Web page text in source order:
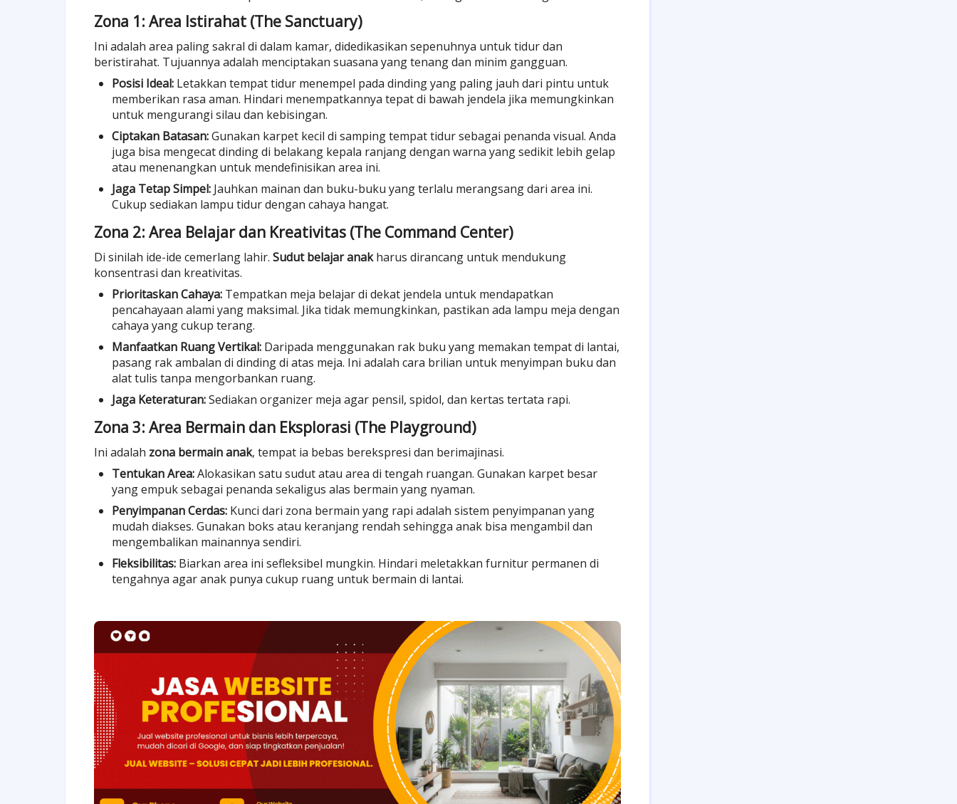
Zona 1: Area Istirahat (The Sanctuary)
Ini adalah area paling sakral di dalam kamar, didedikasikan sepenuhnya untuk tidur dan
beristirahat. Tujuannya adalah menciptakan suasana yang tenang dan minim gangguan.
Posisi Ideal: Letakkan tempat tidur menempel pada dinding yang paling jauh dari pintu untuk
memberikan rasa aman. Hindari menempatkannya tepat di bawah jendela jika memungkinkan
untuk mengurangi silau dan kebisingan.
Ciptakan Batasan:Gunakan karpet kecil di samping tempat tidur sebagai penanda visual. Anda
juga bisa mengecat dinding di belakang kepala ranjang dengan warna yang sedikit lebih gelap
atau menenangkan untuk mendefinisikan area ini.
Jaga Tetap Simpel: Jauhkan mainan dan buku-buku yang terlalu merangsang dari area ini.
Cukup sediakan lampu tidur dengan cahaya hangat.
Zona 2: Area Belajar dan Kreativitas (The Command Center)
Di sinilah ide-ide cemerlang lahir. Sudut belajar anakharus dirancang untuk mendukung
konsentrasi dan kreativitas.
Prioritaskan Cahaya: Tempatkan meja belajar di dekat jendela untuk mendapatkan
pencahayaan alami yang maksimal. Jika tidak memungkinkan, pastikan ada lampu meja dengan
cahaya yang cukup terang.
Manfaatkan Ruang Vertikal: Daripada menggunakan rak buku yang memakan tempat di lantai,
pasang rak ambalan di dinding di atas meja. Ini adalah cara brilian untuk menyimpan buku dan
alat tulis tanpa mengorbankan ruang.
Jaga Keteraturan:Sediakan organizer meja agar pensil, spidol, dan kertas tertata rapi.
Zona 3: Area Bermain dan Eksplorasi (The Playground)
Ini adalah zona bermain anak, tempat ia bebas berekspresi dan berimajinasi.
Tentukan Area:Alokasikan satu sudut atau area di tengah ruangan. Gunakan karpet besar
yang empuk sebagai penanda sekaligus alas bermain yang nyaman.
Penyimpanan Cerdas: Kunci dari zona bermain yang rapi adalah sistem penyimpanan yang
mudah diakses. Gunakan boks atau keranjang rendah sehingga anak bisa mengambil dan
mengembalikan mainannya sendiri.
Fleksibilitas: Biarkan area ini sefleksibel mungkin. Hindari meletakkan furnitur permanen di
tengahnya agar anak punya cukup ruang untuk bermain di lantai.